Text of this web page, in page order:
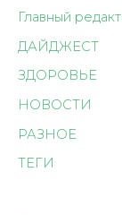
Главный
ДАЙДЖЕСТ
ЗДОРОВЬЕ
НОВОСТИ
РАЗНОЕ
ТЕГИ